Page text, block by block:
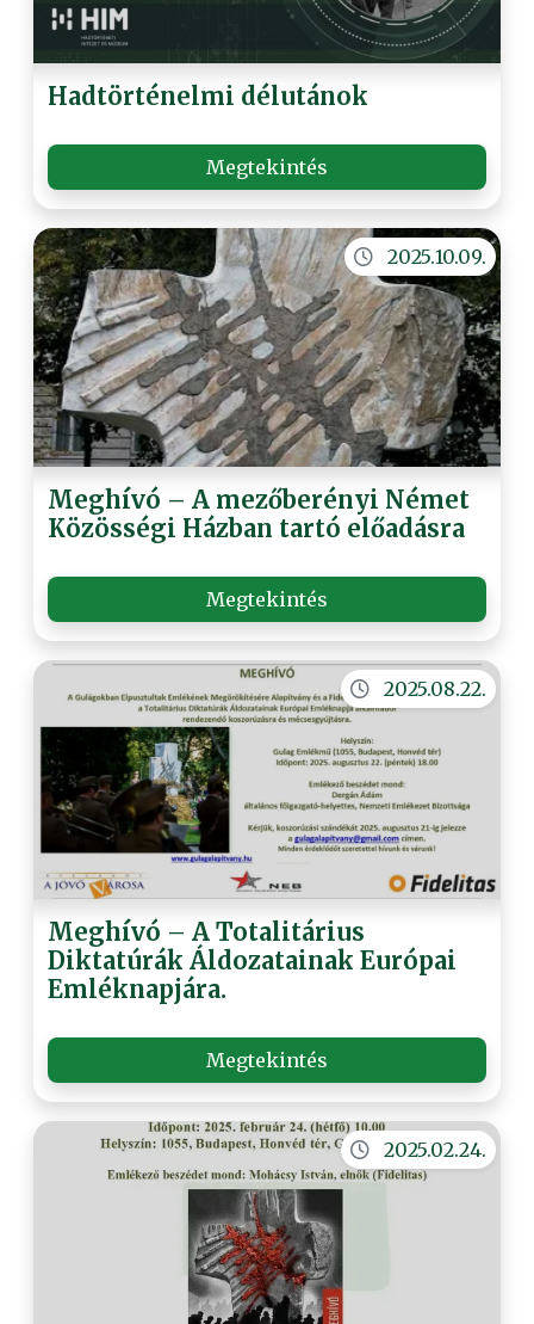
Hadtörténelmi délutánok
Megtekintés
2025.10.09.
Meghívó – A mezőberényi Német
Közösségi Házban tartó előadásra
Megtekintés
2025.08.22.
Meghívó – A Totalitárius
Diktatúrák Áldozatainak Európai
Emléknapjára.
Megtekintés
2025.02.24.